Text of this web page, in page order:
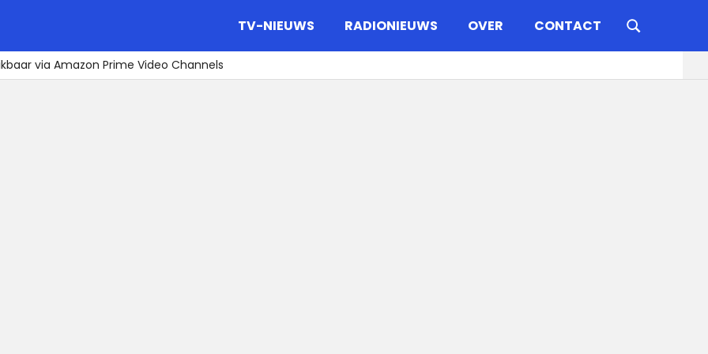
TV-NIEUWS RADIONIEUWS OVER CONTACT
via Amazon Prime Video Channels